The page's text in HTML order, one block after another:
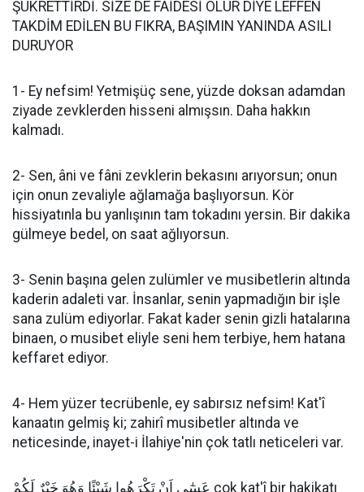
ŞÜKRETTİRDİ. SİZE DE FAİDESİ OLUR DİYE LEFFEN
TAKDİM EDİLEN BU FIKRA, BAŞIMIN YANINDA ASILI
DURUYOR
1- Ey nefsim! Yetmişüç sene, yüzde doksan adamdan
ziyade zevklerden hisseni almışsın. Daha hakkın
kalmadı.
2- Sen, âni ve fâni zevklerin bekasını arıyorsun; onun
için onun zevaliyle ağlamağa başlıyorsun. Kör
hissiyatınla bu yanlışının tam tokadını yersin. Bir dakika
gülmeye bedel, on saat ağlıyorsun.
3- Senin başına gelen zulümler ve musibetlerin altında
kaderin adaleti var. İnsanlar, senin yapmadığın bir işle
sana zulüm ediyorlar. Fakat kader senin gizli hatalarına
binaen, o musibet eliyle seni hem terbiye, hem hatana
keffaret ediyor.
4- Hem yüzer tecrübenle, ey sabırsız nefsim! Kat'î
kanaatın gelmiş ki; zahirî musibetler altında ve
neticesinde, inayet-i İlahiye'nin çok tatlı neticeleri var.
عَسٰٓى اَنْ تَكْرَهُوا شَيْئًا وَهُوَ خَيْرٌ لَكُمْ çok kat'î bir hakikatı